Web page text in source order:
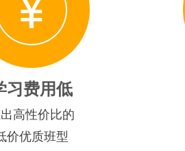
习费用低
高性价比的
价优质班型